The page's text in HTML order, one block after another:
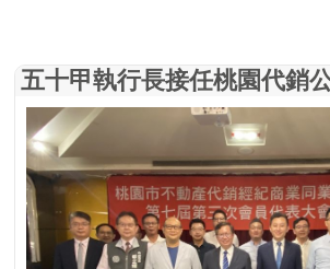
五十甲執行長接任桃園代銷